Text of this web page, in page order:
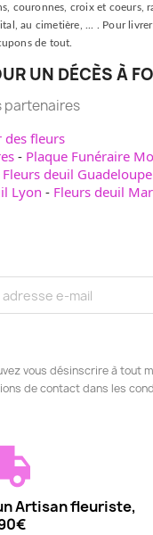
couronnes, croix et coeurs,
au cimetière, ... . Pour
de tout.
UN DÉCÈS À
partenaires
des fleurs
- Plaque Funéraire
Fleurs deuil Guadeloupe
Lyon - Fleurs deuil
vous désinscrire à tout
de contact dans les
Artisan fleuriste,